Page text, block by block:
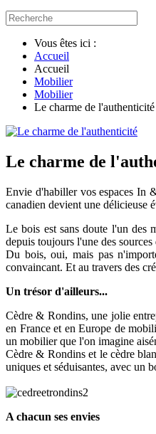
Vous êtes ici :
Accueil
Accueil
Mobilier
Mobilier
Le charme de l'authenticité
Le charme de
Envie d'habiller vos espaces In
canadien devient une délicieuse
Le bois est sans doute l'un des
depuis toujours l'une des
Du bois, oui, mais pas
convaincant. Et au travers des
Un trésor d'ailleurs...
Cèdre & Rondins, une jolie
en France et en Europe de
un mobilier que l'on imagine
Cèdre & Rondins et le cèdre
uniques et séduisantes, avec un
A chacun ses envies